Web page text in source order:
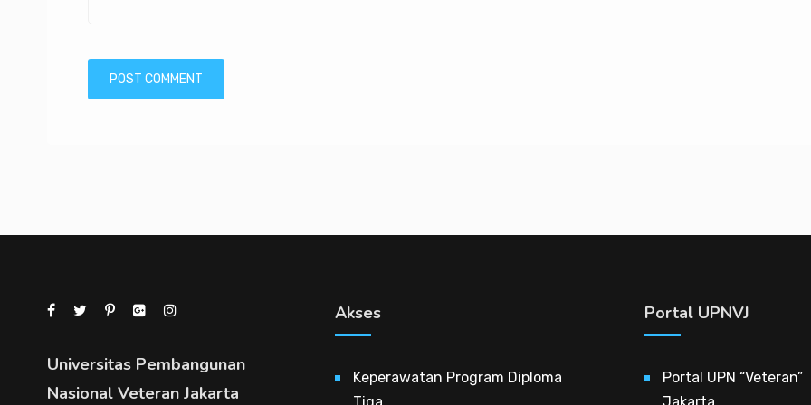
Universitas Pembangunan
Nasional Veteran Jakarta
Akses
Keperawatan Program Diploma
Tiga
Portal UPNVJ
Portal UPN “Veteran”
Jakarta